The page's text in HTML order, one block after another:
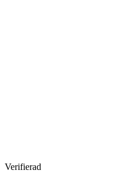
Verifierad